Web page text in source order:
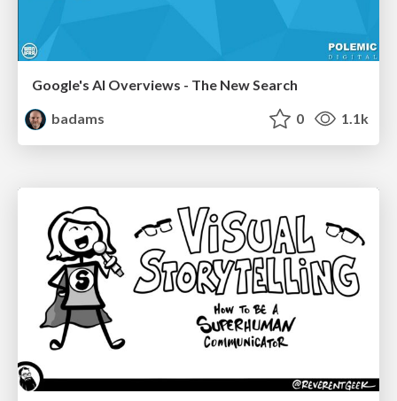
Google's AI Overviews - The New Search
badams
0 1.1k